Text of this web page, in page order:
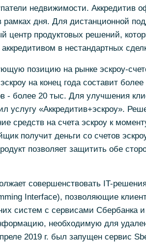
недвижимости. Аккредитив
рамках дня. Для дистанционной
центр продуктовых решений,
в нестандартных
позицию на рынке эскроу-
на конец года составит
- более 20 тыс. Для улучшения
услугу «Аккредитив+эскроу».
средств на счета эскроу к
получит деньги со счетов
позволяет защитить обе
совершенствовать IT-
Interface), позволяющие
систем с сервисами Сбербанка
необходимую для
2019 г. был запущен сервис